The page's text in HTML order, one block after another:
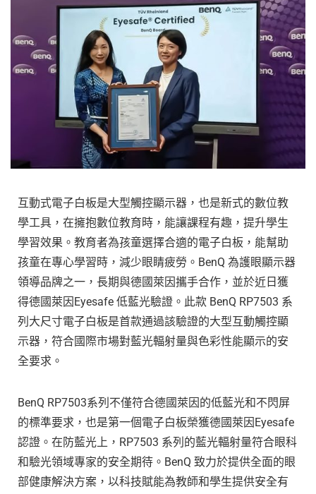
互動式電子白板是大型觸控顯示器，也是新式的數位教
學工具，在擁抱數位教育時，能讓課程有趣，提升學生
學習效果。教育者為孩童選擇合適的電子白板，能幫助
孩童在專心學習時，減少眼睛疲勞。BenQ 為護眼顯示器
領導品牌之一，長期與德國萊因攜手合作，並於近日獲
得德國萊因Eyesafe 低藍光驗證。此款 BenQ RP7503 系
列大尺寸電子白板是首款通過該驗證的大型互動觸控顯
示器，符合國際市場對藍光輻射量與色彩性能顯示的安
全要求。
BenQ RP7503系列不僅符合德國萊因的低藍光和不閃屏
的標準要求，也是第一個電子白板榮獲德國萊因Eyesafe
認證。在防藍光上，RP7503 系列的藍光輻射量符合眼科
和驗光領域專家的安全期待。BenQ 致力於提供全面的眼
部健康解決方案，以科技賦能為教師和學生提供安全有